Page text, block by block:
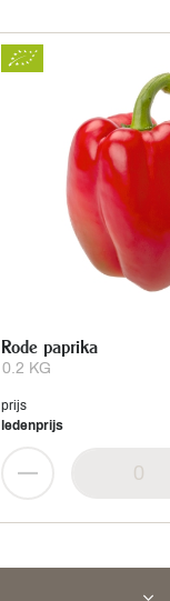
0.2 KG
Rode paprika
prijs
ledenprijs